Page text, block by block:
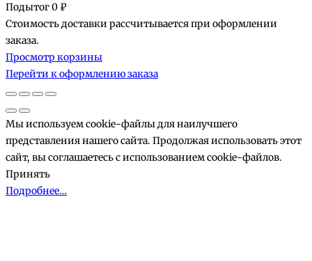
Товары
в
корзине
Подытог0 ₽
Стоимость доставки рассчитывается при оформлении
заказа.
Просмотр корзины
Перейти к оформлению заказа
Мы используем cookie-файлы для наилучшего
представления нашего сайта. Продолжая использовать этот
сайт, вы соглашаетесь с использованием cookie-файлов.
Принять
Подробнее…